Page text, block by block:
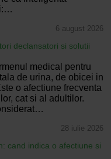
6 august 2026
declansatori si solutii
medical pentru
de urina, de obicei in
o afectiune frecventa
cat si al adultilor.
28 iulie 2026
cand indica o afectiune si